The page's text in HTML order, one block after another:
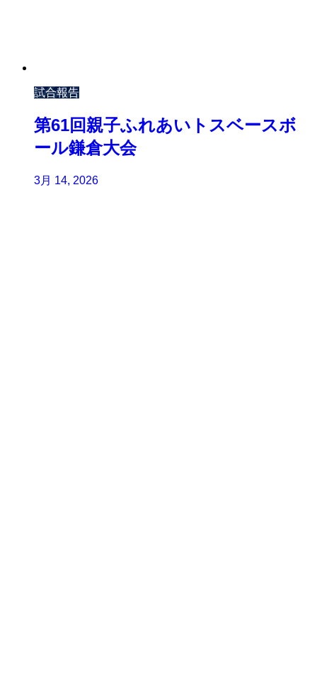
試合報告
第61回親子ふれあいトスベースボ
ール鎌倉大会
3月 14, 2026